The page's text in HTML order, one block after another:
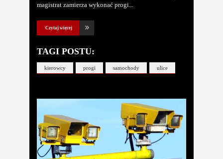
magistrat zamierza wykonać progi
Czytaj więcej
TAGI POSTU:
kierowcy progi samochody ulice